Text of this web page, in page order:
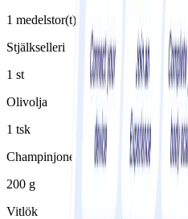
1 medelstor(t)/medelstora
Stjälkselleri
1 st
Olivolja
1 tsk
Champinjoner
200 g
Vitlök